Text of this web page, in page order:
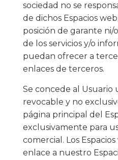
sociedad no se
de dichos Espacios
posición de garante
de los servicios y/o
puedan ofrecer a
enlaces de terceros.
Se concede al
revocable y no
página principal del
exclusivamente para
comercial. Los
enlace a nuestro